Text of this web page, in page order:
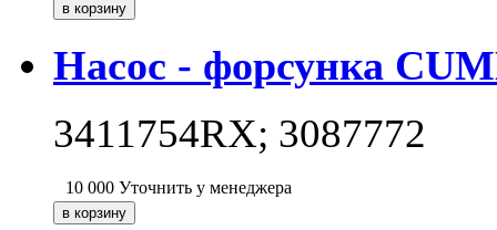
Насос - форсунка
3411754RX; 3087772
10 000 Уточнить у менеджера